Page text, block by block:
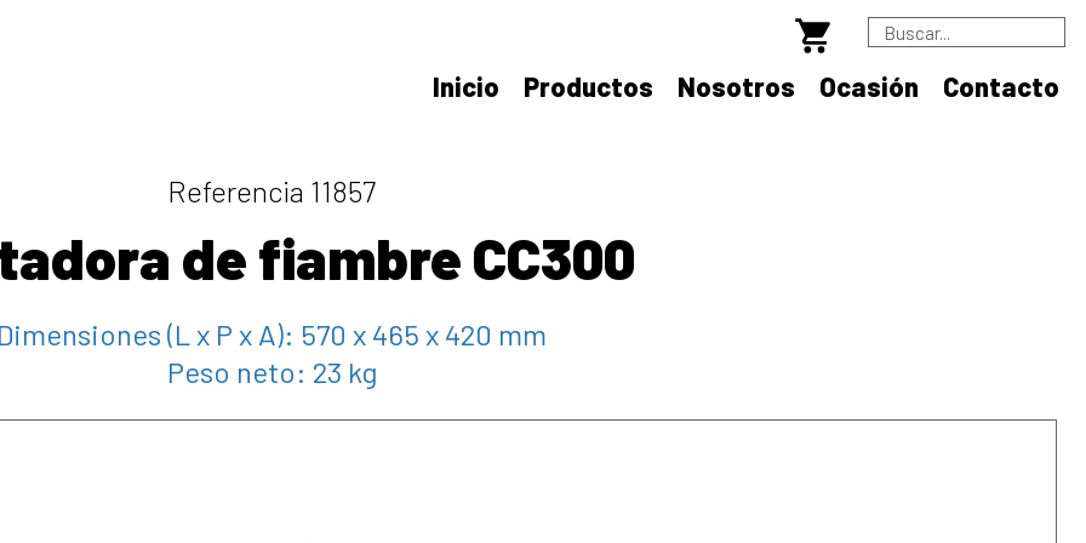
Inicio Productos Nosotros Ocasión Contacto
Referencia 11857
de fiambre CC300
Dimensiones (L x P x A): 570 x 465 x 420 mm
Peso neto: 23 kg